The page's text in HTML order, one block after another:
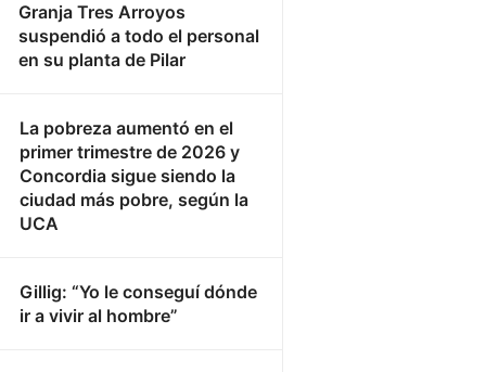
Granja Tres Arroyos
suspendió a todo el personal
en su planta de Pilar
La pobreza aumentó en el
primer trimestre de 2026 y
Concordia sigue siendo la
ciudad más pobre, según la
UCA
Gillig: “Yo le conseguí dónde
ir a vivir al hombre”